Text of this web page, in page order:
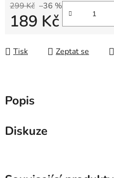
299 Kč –36 %
189 Kč
Tisk Zeptat se
Popis
Diskuze